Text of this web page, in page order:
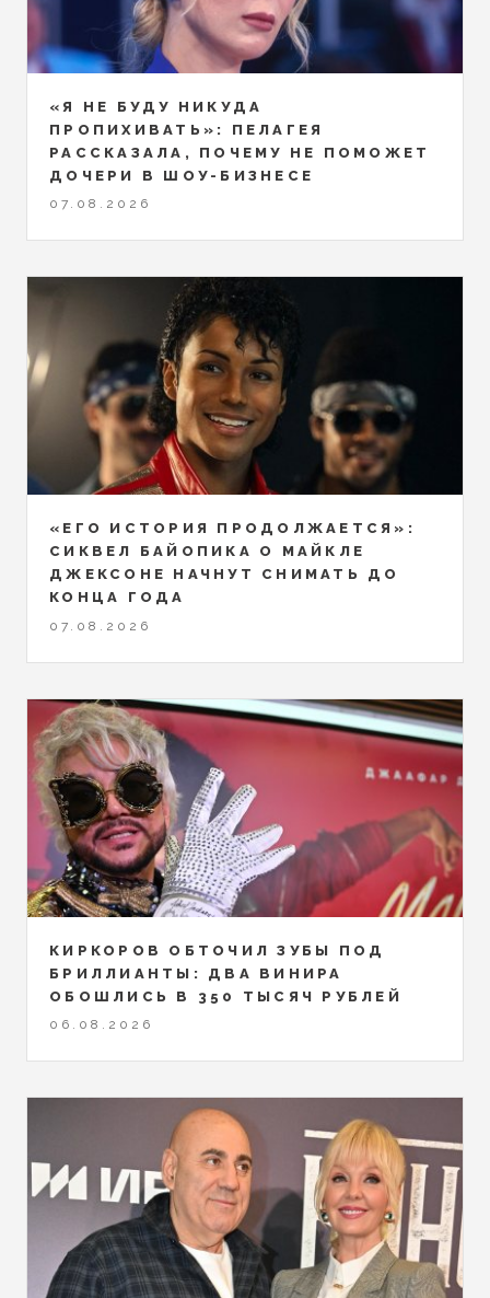
«Я НЕ БУДУ НИКУДА
ПРОПИХИВАТЬ»: ПЕЛАГЕЯ
РАССКАЗАЛА, ПОЧЕМУ НЕ ПОМОЖЕТ
ДОЧЕРИ В ШОУ-БИЗНЕСЕ
07.08.2026
«ЕГО ИСТОРИЯ ПРОДОЛЖАЕТСЯ»:
СИКВЕЛ БАЙОПИКА О МАЙКЛЕ
ДЖЕКСОНЕ НАЧНУТ СНИМАТЬ ДО
КОНЦА ГОДА
07.08.2026
КИРКОРОВ ОБТОЧИЛ ЗУБЫ ПОД
БРИЛЛИАНТЫ: ДВА ВИНИРА
ОБОШЛИСЬ В 350 ТЫСЯЧ РУБЛЕЙ
06.08.2026